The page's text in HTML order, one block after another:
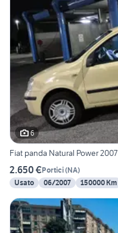
6
Fiat panda Natural Power 2007
2.650 €Portici(NA)
Usato
06/2007 150000 Km